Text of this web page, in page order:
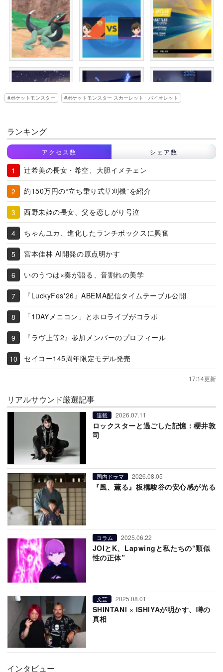
ポケットモンスター ポケットモンスター スカーレット・バイオレット
ランキング
アクセス数 シェア数
辻希美の長女・希空、大胆イメチェン
約150万円の“立ち乗り式草刈機”を紹介
西野未姫の長女、父を恋しがり号泣
ちゃんユカ、進化したランチボックスに興奮
宮本佳林 AI開発の原点明かす
いのうつは×奏が語る、音割れの美学
『LuckyFes'26』ABEMA配信タイムテーブル公開
「1DAYメニコン」とホロライブがコラボ
『ラヴ上等2』参加メンバーのプロフィール
セイコー145周年限定モデル発売
17:14更新
リアルサウンド厳選記事
連載 2026.07.11
ロックスターと過ごした記憶：櫻井敦
司
国内ドラマ 2026.08.05
『風、薫る』板橋駿谷の安心感が光る
コラム 2025.06.22
JOIとK、Lapwingと私たちの“類似
性の正体”
文芸 2025.08.01
SHINTANI × ISHIYAが明かす、噂の
真相
インタビュー